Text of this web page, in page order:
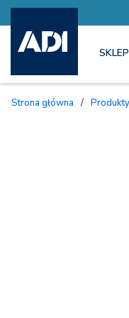
SKLEP
Strona główna / Produkty